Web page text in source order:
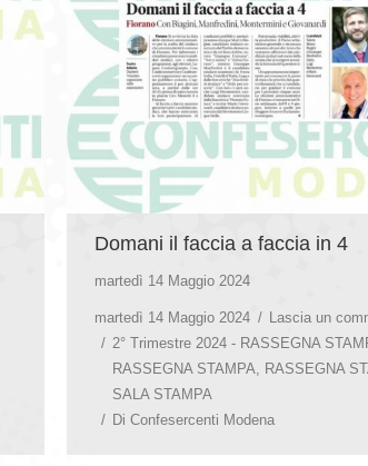
Domani il faccia a faccia in 4
martedì 14 Maggio 2024
martedì 14 Maggio 2024
Lascia un
2° Trimestre 2024 - RASSEGNA
RASSEGNA STAMPA
RASSEGNA
SALA STAMPA
Di Confesercenti Modena